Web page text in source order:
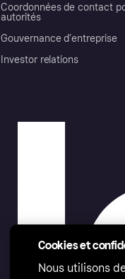
Coordonnées de contact
autorités
Gouvernance d’entreprise
Investor relations
Cookies et
Nous utilisons